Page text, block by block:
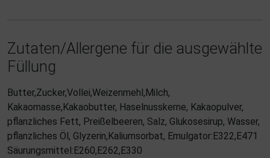
Zutaten/Allergene für die ausgewählte
Füllung
Butter,Zucker,Vollei,Weizenmehl,Milch,
Kakaomasse,Kakaobutter, Haselnusskerne, Kakaopulver,
pflanzliches Fett, Preißelbeeren, Salz, Glukosesirup, Wasser,
pflanzliches Öl, Glyzerin,Kaliumsorbat, Emulgator:E322,E471
Säurungsmittel:E260,E262,E330